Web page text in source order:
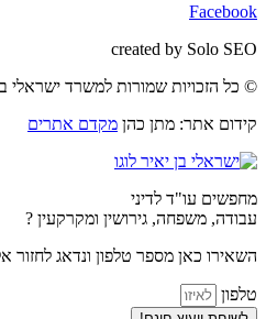
Facebook
created by Solo SEO
© כל הזכויות שמורות למשרד ישראלי
קידום אתר: מתן כהן מקדם אתרים
מחפשים עו"ד לדיני
עבודה, משפחה, גירושין ומקרקעין ?
השאירו כאן מספר טלפון ונדאג לחזור
טלפון